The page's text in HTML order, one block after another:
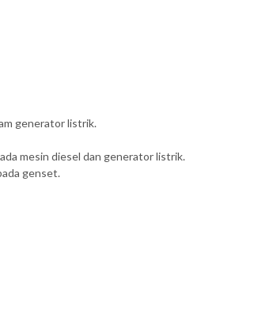
generator listrik.
mesin diesel dan generator listrik.
genset.